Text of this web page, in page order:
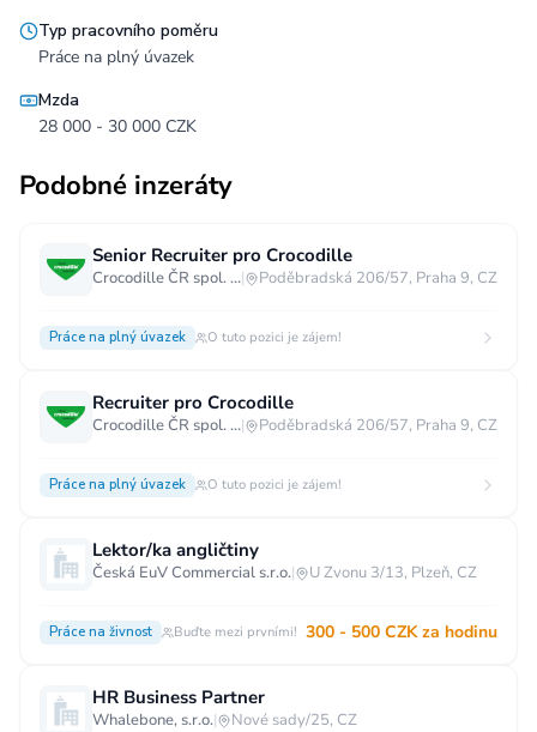
Typ pracovního poměru
Práce na plný úvazek
Mzda
28 000 - 30 000 CZK
Podobné inzeráty
Senior Recruiter pro Crocodille
Crocodille ČR spol. s.r.o.| Poděbradská 206/57, Praha 9, CZ
Práce na plný úvazek O tuto pozici je zájem!
Recruiter pro Crocodille
Crocodille ČR spol. s.r.o.| Poděbradská 206/57, Praha 9, CZ
Práce na plný úvazek O tuto pozici je zájem!
Lektor/ka angličtiny
Česká EuV Commercial s.r.o.| U Zvonu 3/13, Plzeň, CZ
Práce na živnost Buďte mezi prvními! 300 - 500 CZK za hodinu
HR Business Partner
Whalebone, s.r.o.| Nové sady/25, CZ